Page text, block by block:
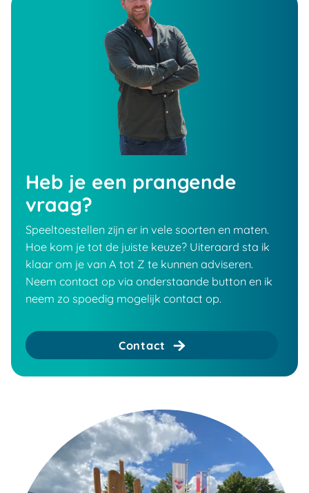
Heb je een prangende
vraag?
Speeltoestellen zijn er in vele soorten en maten.
Hoe kom je tot de juiste keuze? Uiteraard sta ik
klaar om je van A tot Z te kunnen adviseren.
Neem contact op via onderstaande button en ik
neem zo spoedig mogelijk contact op.
Contact